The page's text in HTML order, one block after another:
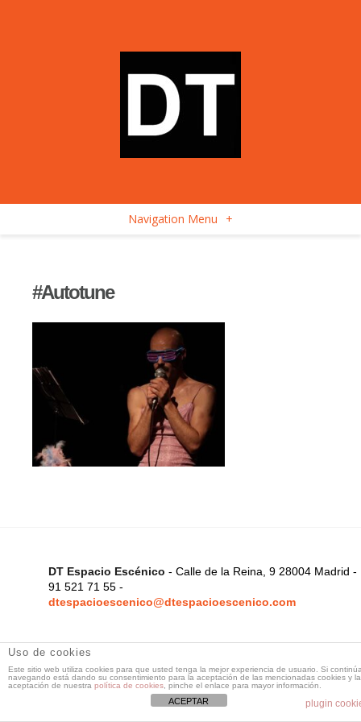
Navigation Menu +
#Autotune
DT Espacio Escénico - Calle de la Reina, 9 28004 Madrid -
91 521 71 55 -
dtespacioescenico@dtespacioescenico.com
Uso de cookies
Este sitio web utiliza cookies para que usted tenga la mejor experiencia de usuario. Si
navegando está dando su consentimiento para la aceptación de las mencionadas cookies y la
aceptación de nuestra política de cookies , pinche el enlace para mayor información.
plugin
ACEPTAR